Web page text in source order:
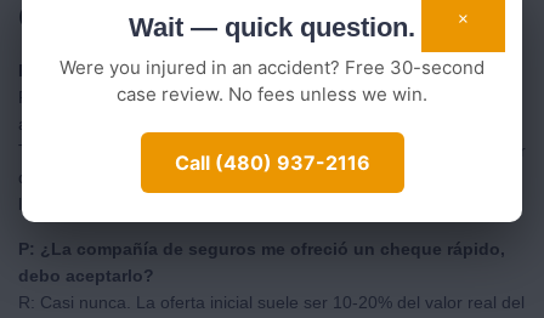
en Phoenix
P: ¿Qué hago en la escena del accidente?
R: Llame al 911 si hay lesiones. Bajo ARS-28-667, debe reportar
accidentes con lesiones o daños superiores a $1,000 a la policía.
Tome fotos de los vehículos, la escena, las matrículas, y cualquier
daño visible. Intercambie información del seguro, pero no discuta
la culpa.
P: ¿La compañía de seguros me ofreció un cheque rápido,
debo aceptarlo?
R: Casi nunca. La oferta inicial suele ser 10-20% del valor real del
×
Wait — quick question.
Were you injured in an accident? Free 30-second
case review. No fees unless we win.
Call (480) 937-2116